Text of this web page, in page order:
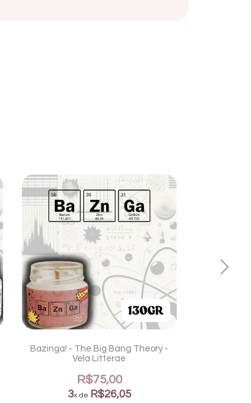
Bazinga! - The Big Bang Theory -
Vela Litterae
R$75,00
3x de R$26,05